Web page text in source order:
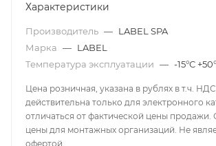
Характеристики
Производитель — LABEL SPA
Марка — LABEL
Температура эксплуатации — -15°С
Цена розничная, указана в рублях в т.ч. НДС
действительна только для электронного
отличаться от фактической цены
цены для монтажных организаций. Не
офертой.